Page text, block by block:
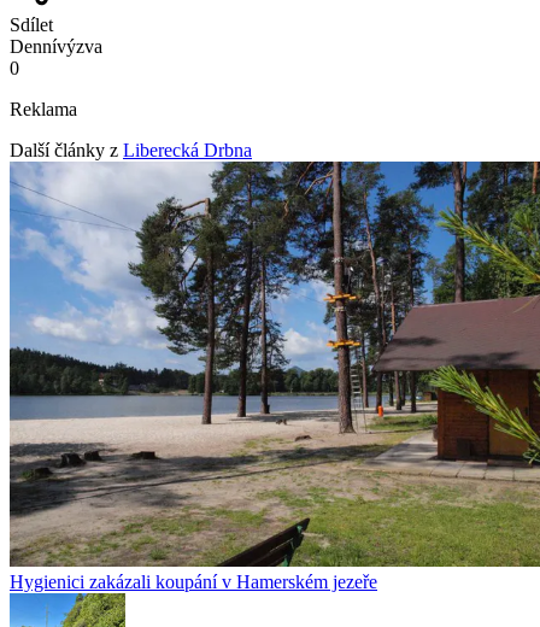
Sdílet
Dennívýzva
0
Reklama
Další články z Liberecká Drbna
Hygienici zakázali koupání v Hamerském jezeře